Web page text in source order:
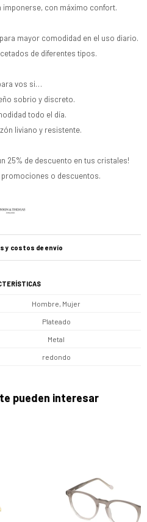
imponerse, con máximo confort.
mayor comodidad en el uso diario.
de diferentes tipos.
vos si…
sobrio y discreto.
todo el día.
liviano y resistente.
25% de descuento en tus cristales!
o descuentos.
y costos de envío
Hombre, Mujer
Plateado
Metal
redondo
pueden interesar